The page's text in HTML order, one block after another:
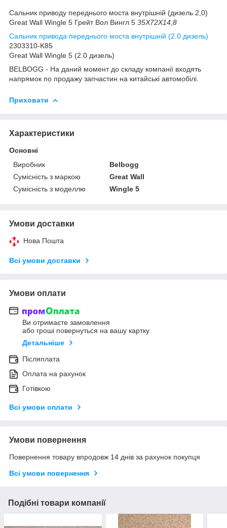
Сальник приводу переднього моста внутрішній (дизель 2,0)
Great Wall Wingle 5 Грейт Вол Вингл 5 35Х72Х14 8
Сальник привода переднього моста внутрішній (2.0 дизель)
2303310-K85
Great Wall Wingle 5 (2.0 дизель)
BELBOGG - На даний момент до складу компанії входять
напрямок по продажу запчастин на китайські автомобілі.
Приховати
Характеристики
Основні
Виробник
Belbogg
Сумісність з маркою
Great Wall
Сумісність з моделлю
Wingle 5
Умови доставки
Нова Пошта
Всі умови доставки
Умови оплати
Ви отримаєте замовлення
або гроші повернуться на вашу картку
Детальніше
Післяплата
Оплата на рахунок
Готівкою
Всі умови оплати
Умови повернення
Повернення товару впродовж 14 днів за рахунок покупця
Всі умови повернення
Подібні товари компанії